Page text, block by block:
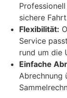
sichere
Flexibilität:
Service
rund um die
Einfache
Abrechnung